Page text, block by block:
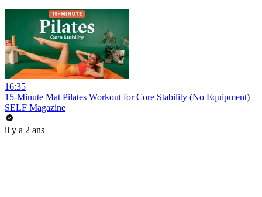
16:35
15-Minute Mat Pilates Workout for Core Stability (No Equipment)
SELF Magazine
il y a 2 ans